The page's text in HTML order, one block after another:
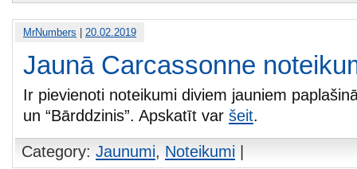
MrNumbers 20.02.2019
Jaunā Carcassonne
Ir pievienoti noteikumi diviem jauniem
un “Bārddzinis”. Apskatīt var šeit.
Category: Jaunumi, Noteikumi